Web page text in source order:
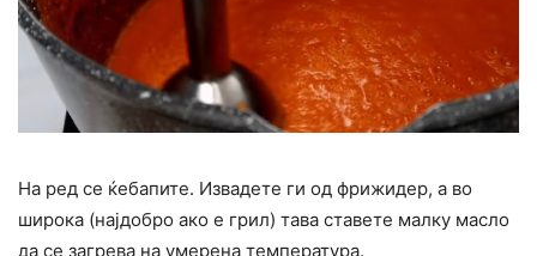
На ред се ќебапите. Извадете ги од фрижидер, а во
широка (најдобро ако е грил) тава ставете малку масло
да се загрева на умерена температура.